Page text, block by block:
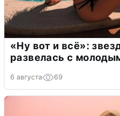
«Ну вот и всё»:
развелась с
6 августа 69